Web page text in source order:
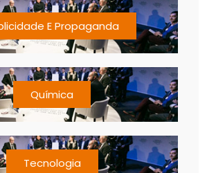
E Propaganda
Química
Tecnologia